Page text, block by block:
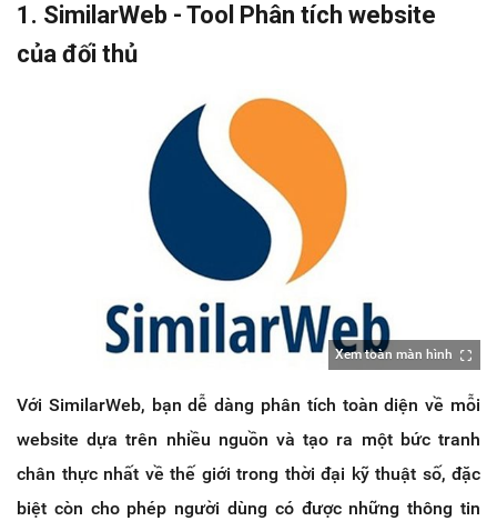
1. SimilarWeb - Tool Phân tích website
của đối thủ
Xem toàn màn hình
Với SimilarWeb, bạn dễ dàng phân tích toàn diện về mỗi
website dựa trên nhiều nguồn và tạo ra một bức tranh
chân thực nhất về thế giới trong thời đại kỹ thuật số, đặc
biệt còn cho phép người dùng có được những thông tin